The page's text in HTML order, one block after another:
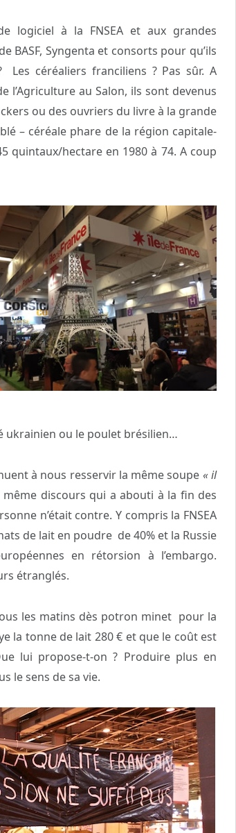
logiciel à la FNSEA et aux grandes
BASF, Syngenta et consorts pour qu’ils
céréaliers franciliens ? Pas sûr. A
l’Agriculture au Salon, ils sont devenus
ou des ouvriers du livre à la grande
– céréale phare de la région capitale-
quintaux/hectare en 1980 à 74. A coup
ukrainien ou le poulet brésilien…
à nous resservir la même soupe « il
même discours qui a abouti à la fin des
n’était contre. Y compris la FNSEA
de lait en poudre de 40% et la Russie
en rétorsion à l’embargo.
étranglés.
les matins dès potron minet pour la
la tonne de lait 280 € et que le coût est
lui propose-t-on ? Produire plus en
le sens de sa vie.